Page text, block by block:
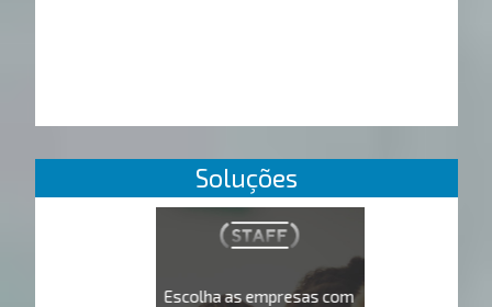
Soluções
Escolha as empresas com